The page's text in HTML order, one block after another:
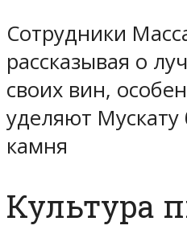
Сотрудники
рассказывая о
своих вин,
уделяют Мускату
камня
Культура